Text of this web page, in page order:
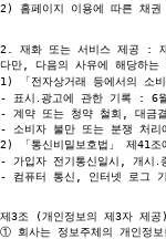
2) 홈페이지 이용에 따른 채
2. 재화 또는 서비스 제공 : 재
다만, 다음의 사유에 해당하는
1) 「전자상거래 등에서의 소
- 표시․광고에 관한 기록 : 6
- 계약 또는 청약 철회, 대금
- 소비자 불만 또는 분쟁 처
2) 「통신비밀보호법」 제41
- 가입자 전기통신일시, 개시
- 컴퓨터 통신, 인터넷 로그
①